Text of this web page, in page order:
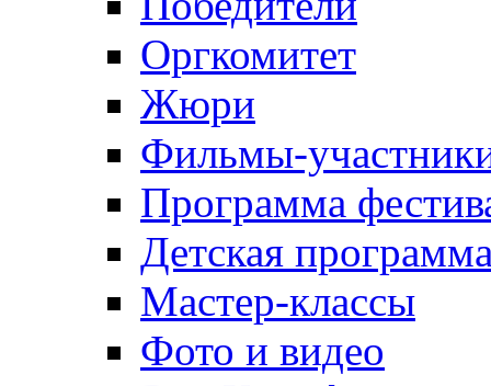
Оргкомитет
Жюри
Фильмы-
Программа
Детская
Мастер-классы
Фото и видео